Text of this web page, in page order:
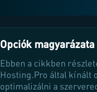
Opciók magyarázata
Ebben a cikkben
Hosting.Pro által kínált
optimalizálni a